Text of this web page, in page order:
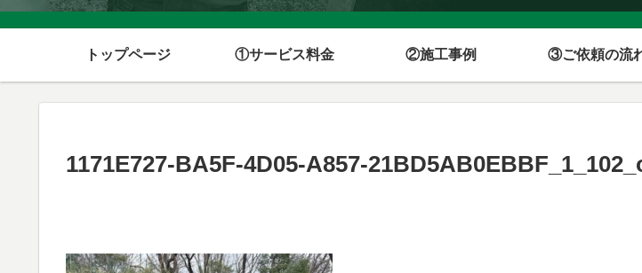
トップページ ①サービス料金 ②施工事例 ③ご依頼の流
1171E727-BA5F-4D05-A857-